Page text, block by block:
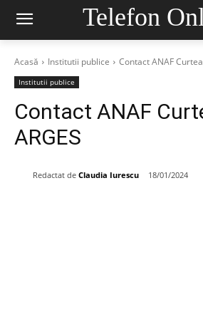
Telefon
Acasă Institutii publice Contact ANAF Curtea
Institutii publice
Contact ANAF
ARGES
Redactat de Claudia Iurescu 18/01/2024